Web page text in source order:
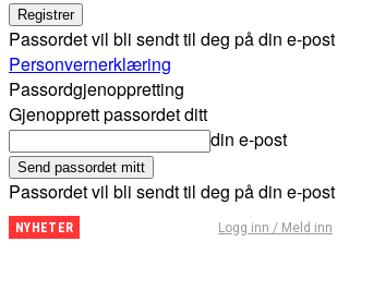
Passordet vil bli sendt til deg på din e-post
Personvernerklæring
Passordgjenoppretting
Gjenopprett passordet ditt
din e-post
Passordet vil bli sendt til deg på din e-post
NYHETER Logg inn / Meld inn